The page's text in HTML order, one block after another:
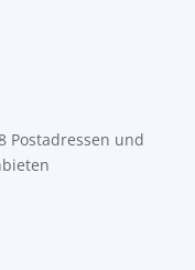
Postadressen und